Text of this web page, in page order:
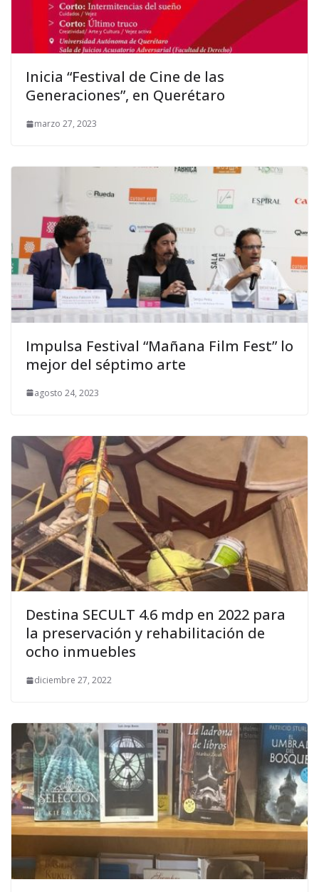
Inicia “Festival de Cine de las
Generaciones”, en Querétaro
marzo 27, 2023
Impulsa Festival “Mañana Film Fest” lo
mejor del séptimo arte
agosto 24, 2023
Destina SECULT 4.6 mdp en 2022 para
la preservación y rehabilitación de
ocho inmuebles
diciembre 27, 2022